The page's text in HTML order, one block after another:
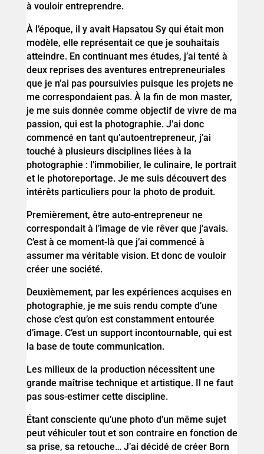
à vouloir entreprendre.
À l’époque, il y avait Hapsatou Sy qui était mon
modèle, elle représentait ce que je souhaitais
atteindre. En continuant mes études, j’ai tenté à
deux reprises des aventures entrepreneuriales
que je n’ai pas poursuivies puisque les projets ne
me correspondaient pas. À la fin de mon master,
je me suis donnée comme objectif de vivre de ma
passion, qui est la photographie. J’ai donc
commencé en tant qu’autoentrepreneur, j’ai
touché à plusieurs disciplines liées à la
photographie : l’immobilier, le culinaire, le portrait
et le photoreportage. Je me suis découvert des
intérêts particuliers pour la photo de produit.
Premièrement, être auto-entrepreneur ne
correspondait à l’image de vie rêver que j’avais.
C’est à ce moment-là que j’ai commencé à
assumer ma véritable vision. Et donc de vouloir
créer une société.
Deuxièmement, par les expériences acquises en
photographie, je me suis rendu compte d’une
chose c’est qu’on est constamment entourée
d’image. C’est un support incontournable, qui est
la base de toute communication.
Les milieux de la production nécessitent une
grande maîtrise technique et artistique. Il ne faut
pas sous-estimer cette discipline.
Étant consciente qu’une photo d’un même sujet
peut véhiculer tout et son contraire en fonction de
sa prise, sa retouche… J’ai décidé de créer Born